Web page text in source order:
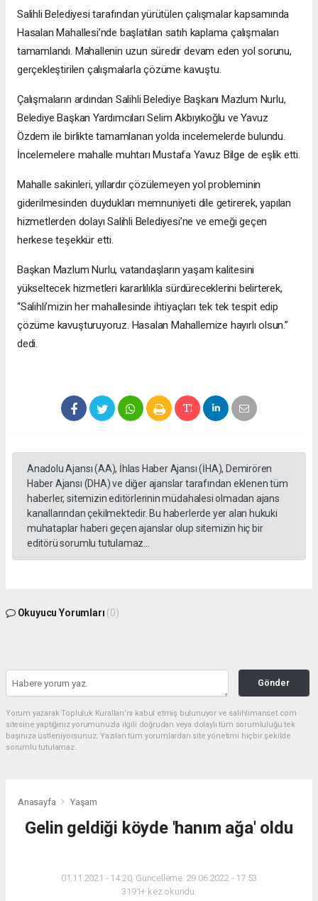
Salihli Belediyesi tarafından yürütülen çalışmalar kapsamında
Hasalan Mahallesi’nde başlatılan satıh kaplama çalışmaları
tamamlandı. Mahallenin uzun süredir devam eden yol sorunu,
gerçekleştirilen çalışmalarla çözüme kavuştu.
Çalışmaların ardından Salihli Belediye Başkanı Mazlum Nurlu,
Belediye Başkan Yardımcıları Selim Akbıyıkoğlu ve Yavuz
Özdem ile birlikte tamamlanan yolda incelemelerde bulundu.
İncelemelere mahalle muhtarı Mustafa Yavuz Bilge de eşlik etti.
Mahalle sakinleri, yıllardır çözülemeyen yol probleminin
giderilmesinden duydukları memnuniyeti dile getirerek, yapılan
hizmetlerden dolayı Salihli Belediyesi’ne ve emeği geçen
herkese teşekkür etti.
Başkan Mazlum Nurlu, vatandaşların yaşam kalitesini
yükseltecek hizmetleri kararlılıkla sürdüreceklerini belirterek,
“Salihli’mizin her mahallesinde ihtiyaçları tek tek tespit edip
çözüme kavuşturuyoruz. Hasalan Mahallemize hayırlı olsun.”
dedi.
Anadolu Ajansı (AA), İhlas Haber Ajansı (İHA), Demirören
Haber Ajansı (DHA) ve diğer ajanslar tarafından eklenen tüm
haberler, sitemizin editörlerinin müdahalesi olmadan ajans
kanallarından çekilmektedir. Bu haberlerde yer alan hukuki
muhataplar haberi geçen ajanslar olup sitemizin hiç bir
editörü sorumlu tutulamaz...
Okuyucu Yorumları (0)
Gönder
Yorum yazarak Topluluk Kuralları’nı kabul etmiş bulunuyor ve salihlimanset.com
sitesine yaptığınız yorumunuzla ilgili doğrudan veya dolaylı tüm sorumluluğu tek
başınıza üstleniyorsunuz. Yazılan tüm yorumlardan site yönetimi hiçbir şekilde
sorumlu tutulamaz.
Anasayfa Yaşam
Gelin geldiği köyde 'hanım ağa' oldu
01.11.2021 - 14:20, Güncelleme: 29.06.2022 - 17:53
3191+ kez okundu.